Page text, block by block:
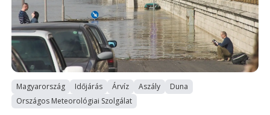
Magyarország Időjárás Árvíz Aszály
Duna
Országos Meteorológiai Szolgálat